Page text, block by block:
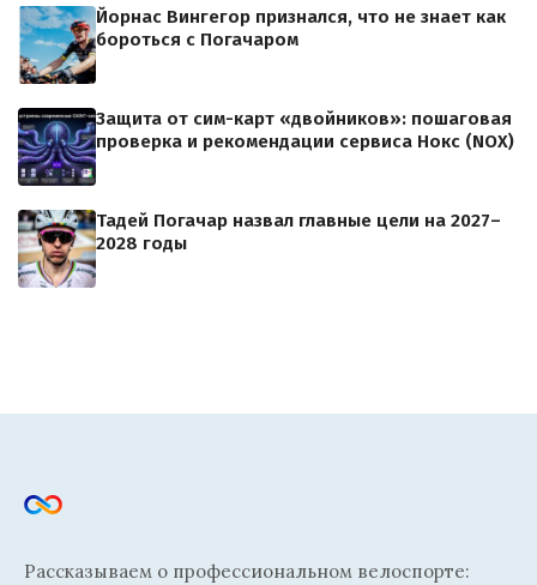
Йорнас Вингегор признался, что не знает как
бороться с Погачаром
Защита от сим-карт «двойников»: пошаговая
проверка и рекомендации сервиса Нокс (NOX)
Тадей Погачар назвал главные цели на 2027–
2028 годы
Рассказываем о профессиональном велоспорте: